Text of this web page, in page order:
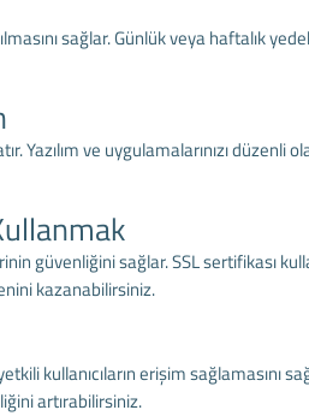
sağlar. Günlük veya haftalık
Yazılım ve uygulamalarınızı düzenli
güvenliğini sağlar. SSL sertifikası
kazanabilirsiniz.
kullanıcıların erişim sağlamasını
artırabilirsiniz.